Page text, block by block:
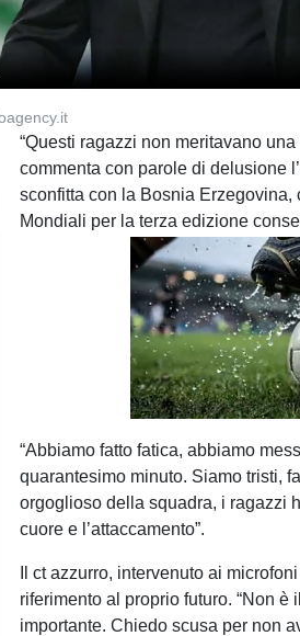
“Questi ragazzi non meritavano
commenta con parole di delusione
sconfitta con la Bosnia Erzegovina,
Mondiali per la terza edizione
Unmute
Loaded:
100.00%
“Abbiamo fatto fatica, abbiamo
quarantesimo minuto. Siamo tristi,
orgoglioso della squadra, i ragazzi
cuore e l’attaccamento”.
Il ct azzurro, intervenuto ai
riferimento al proprio futuro. “Non
importante. Chiedo scusa per non